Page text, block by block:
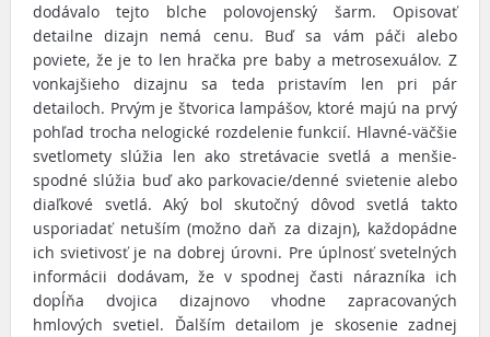
dodávalo tejto blche polovojenský šarm. Opisovať
detailne dizajn nemá cenu. Buď sa vám páči alebo
poviete, že je to len hračka pre baby a metrosexuálov. Z
vonkajšieho dizajnu sa teda pristavím len pri pár
detailoch. Prvým je štvorica lampášov, ktoré majú na prvý
pohľad trocha nelogické rozdelenie funkcií. Hlavné-väčšie
svetlomety slúžia len ako stretávacie svetlá a menšie-
spodné slúžia buď ako parkovacie/denné svietenie alebo
diaľkové svetlá. Aký bol skutočný dôvod svetlá takto
usporiadať netuším (možno daň za dizajn), každopádne
ich svietivosť je na dobrej úrovni. Pre úplnosť svetelných
informácii dodávam, že v spodnej časti nárazníka ich
dopĺňa dvojica dizajnovo vhodne zapracovaných
hmlových svetiel. Ďalším detailom je skosenie zadnej